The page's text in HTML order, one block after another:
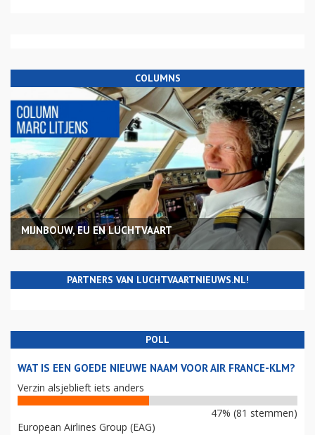
COLUMNS
MIJNBOUW, EU EN LUCHTVAART
PARTNERS VAN LUCHTVAARTNIEUWS.NL!
POLL
WAT IS EEN GOEDE NIEUWE NAAM VOOR AIR FRANCE-KLM?
Verzin alsjeblieft iets anders
47% (81 stemmen)
European Airlines Group (EAG)